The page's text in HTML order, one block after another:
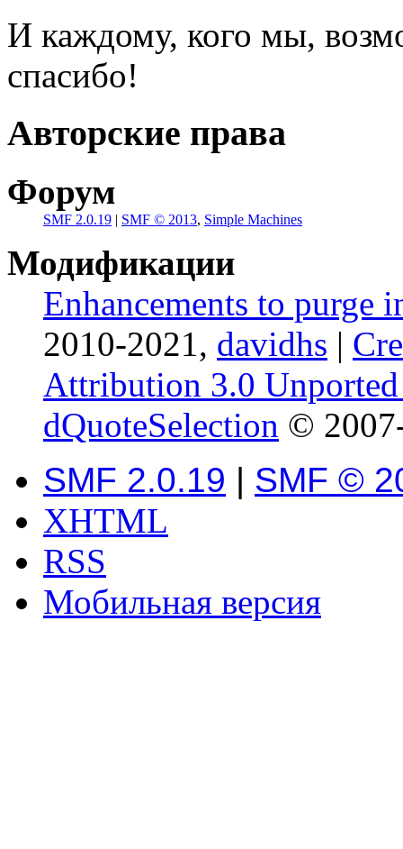
И каждому, кого мы,
спасибо!
Авторские права
Форум
SMF 2.0.19 | SMF © 2013, Simple Machines
Модификации
Enhancements to purge
2010-2021, davidhs |
Attribution 3.0
dQuoteSelection ©
SMF 2.0.19 | SMF ©
XHTML
RSS
Мобильная версия